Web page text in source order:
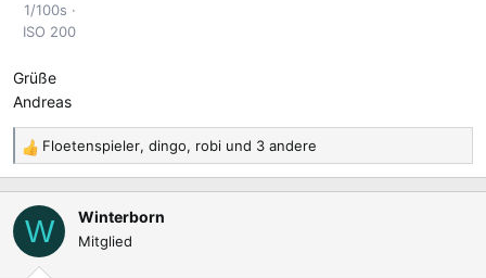
1/100s
ISO 200
Grüße
Andreas
R
e
a
k
Floetenspieler, dingo, robi und 3 andere
W Winterborn
Mitglied